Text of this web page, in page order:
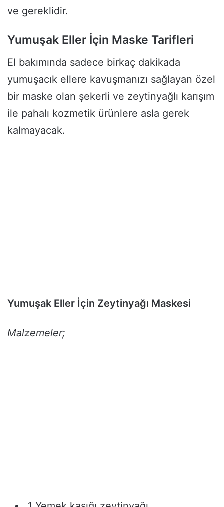
ve gereklidir.
Yumuşak Eller İçin Maske Tarifleri
El bakımında sadece birkaç dakikada
yumuşacık ellere kavuşmanızı sağlayan özel
bir maske olan şekerli ve zeytinyağlı karışım
ile pahalı kozmetik ürünlere asla gerek
kalmayacak.
Yumuşak Eller İçin Zeytinyağı Maskesi
Malzemeler;